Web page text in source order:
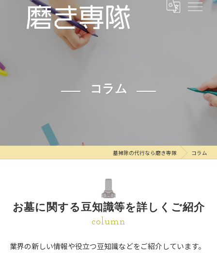
コラム
墓掃除の代行なら磨き専隊 コラム
お墓に関する豆知識等を詳しくご紹介
column
業界の新しい情報や役立つ豆知識などをご紹介しています。